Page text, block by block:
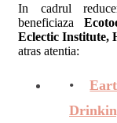
In cadrul
beneficiaza
Eclectic Institute,
atras atentia: